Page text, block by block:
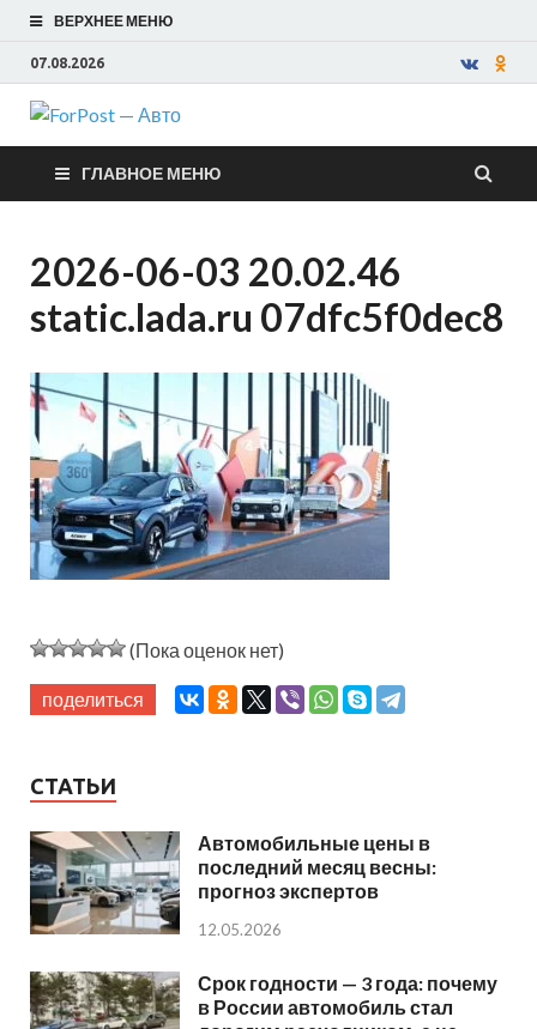
ВЕРХНЕЕ МЕНЮ
07.08.2026
ForPost —
Авто
ГЛАВНОЕ МЕНЮ
2026-06-03 20.02.46
static.lada.ru 07dfc5f0dec8
(Пока оценок нет)
поделиться
СТАТЬИ
Автомобильные цены в
последний месяц весны:
прогноз экспертов
12.05.2026
Срок годности — 3 года: почему
в России автомобиль стал